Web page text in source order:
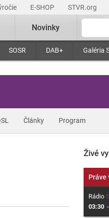
E-SHOP STVR.org
SOSR DAB+ Galéria
Novinky
Články Program
Živé
Práve
Rádio
03:30 -